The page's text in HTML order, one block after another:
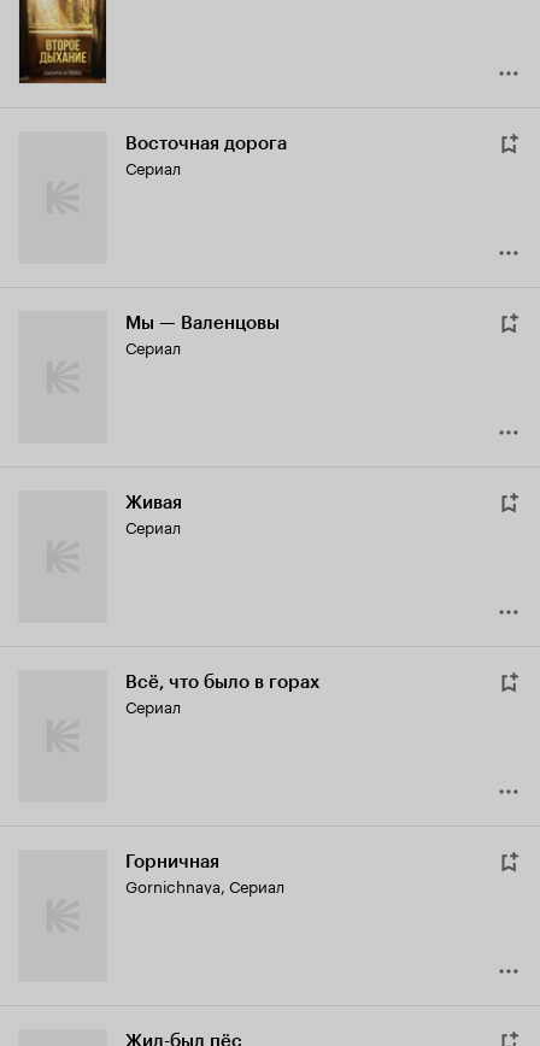
Восточная дорога
Сериал
Мы — Валенцовы
Сериал
Живая
Сериал
Всё, что было в горах
Сериал
Горничная
Gornichnaya, Сериал
Жил-был пёс